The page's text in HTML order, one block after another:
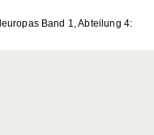
Band 1, Abteilung 4: